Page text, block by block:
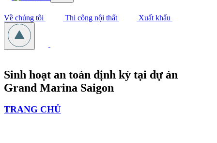
Về chúng tôi Thi công nội thất Xuất khẩu
Sinh hoạt an toàn định kỳ tại dự án
Grand Marina Saigon
TRANG CHỦ